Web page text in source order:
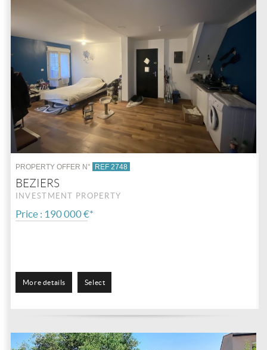
PROPERTY OFFER N° REF 2748
BEZIERS
INVESTMENT PROPERTY
Price : 190 000 €*
More details Select